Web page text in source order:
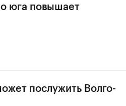
юга повышает
послужить Волго-